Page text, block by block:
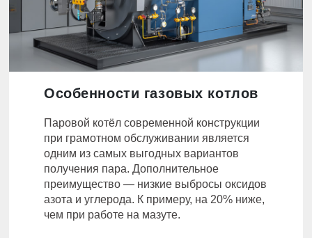
Особенности газовых котлов
Паровой котёл современной конструкции
при грамотном обслуживании является
одним из самых выгодных вариантов
получения пара. Дополнительное
преимущество — низкие выбросы оксидов
азота и углерода. К примеру, на 20% ниже,
чем при работе на мазуте.